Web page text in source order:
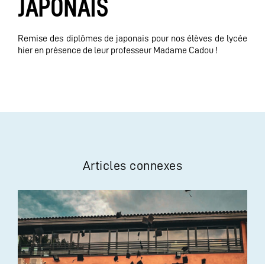
JAPONAIS
Remise des diplômes de japonais pour nos élèves de lycée
hier en présence de leur professeur Madame Cadou !
Articles connexes